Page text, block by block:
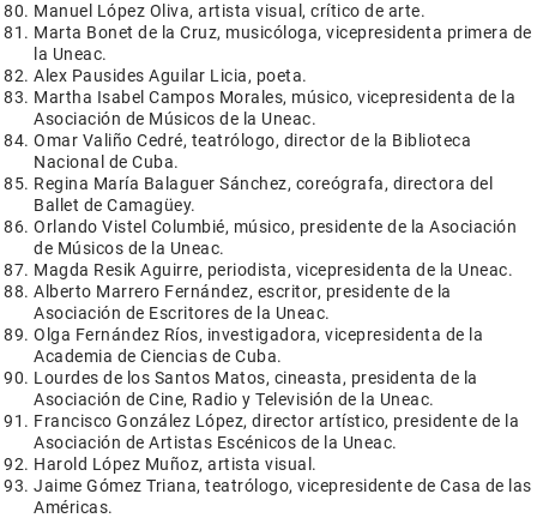
Manuel López Oliva, artista visual, crítico de arte.
Marta Bonet de la Cruz, musicóloga, vicepresidenta primera de
la Uneac.
Alex Pausides Aguilar Licia, poeta.
Martha Isabel Campos Morales, músico, vicepresidenta de la
Asociación de Músicos de la Uneac.
Omar Valiño Cedré, teatrólogo, director de la Biblioteca
Nacional de Cuba.
Regina María Balaguer Sánchez, coreógrafa, directora del
Ballet de Camagüey.
Orlando Vistel Columbié, músico, presidente de la Asociación
de Músicos de la Uneac.
Magda Resik Aguirre, periodista, vicepresidenta de la Uneac.
Alberto Marrero Fernández, escritor, presidente de la
Asociación de Escritores de la Uneac.
Olga Fernández Ríos, investigadora, vicepresidenta de la
Academia de Ciencias de Cuba.
Lourdes de los Santos Matos, cineasta, presidenta de la
Asociación de Cine, Radio y Televisión de la Uneac.
Francisco González López, director artístico, presidente de la
Asociación de Artistas Escénicos de la Uneac.
Harold López Muñoz, artista visual.
Jaime Gómez Triana, teatrólogo, vicepresidente de Casa de las
Américas.